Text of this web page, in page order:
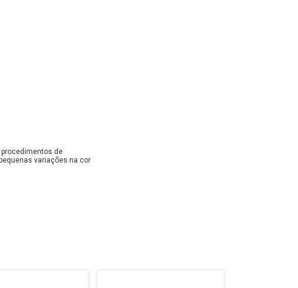
de
variações na cor